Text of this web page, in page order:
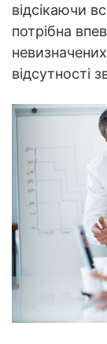
відсікаючи
потрібна
відсутності